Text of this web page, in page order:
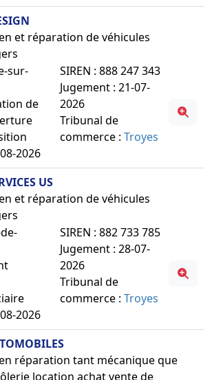
et réparation de véhicules
sur-
de
2026
SIREN : 888 247 343
Jugement : 21-07-
2026
Tribunal de
commerce :Troyes
US
et réparation de véhicules
2026
SIREN : 882 733 785
Jugement : 28-07-
2026
Tribunal de
commerce :Troyes
réparation tant mécanique que
location achat vente de